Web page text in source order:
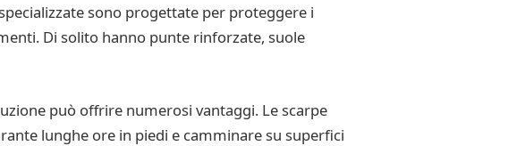
sono progettate per proteggere i
Di solito hanno punte rinforzate, suole
può offrire numerosi vantaggi. Le scarpe
lunghe ore in piedi e camminare su superfici